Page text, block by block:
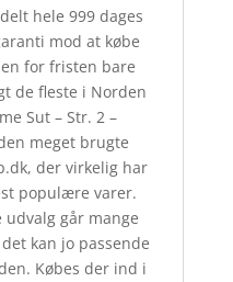
hele 999 dages
mod at købe
for fristen bare
de fleste i Norden
Sut – Str. 2 –
meget brugte
der virkelig har
populære varer.
udvalg går mange
kan jo passende
Købes der ind i